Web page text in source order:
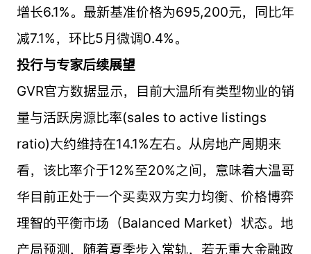
增长6.1%。最新基准价格为695,200元，同比年
减7.1%，环比5月微调0.4%。
投行与专家后续展望
GVR官方数据显示，目前大温所有类型物业的销
量与活跃房源比率(sales to active listings
ratio)大约维持在14.1%左右。从房地产周期来
看，该比率介于12%至20%之间，意味着大温哥
华目前正处于一个买卖双方实力均衡、价格博弈
理智的平衡市场（Balanced Market）状态。地
产局预测，随着夏季步入常轨，若无重大金融政